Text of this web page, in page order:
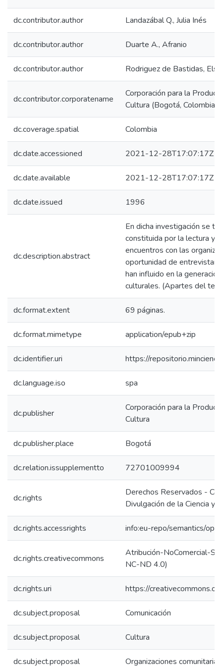
dc.contributor.author Landazábal Q., Julia Inés
dc.contributor.author Duarte A., Afranio
dc.contributor.author Rodriguez de Bastidas, Elsa
dc.contributor.corporatename
Corporación para la
Cultura (Bogotá, Colombia)
dc.coverage.spatial Colombia
dc.date.accessioned 2021-12-28T17:07:17Z
dc.date.available 2021-12-28T17:07:17Z
dc.date.issued 1996
dc.description.abstract
En dicha investigación se
constituida por la lectura y
encuentros con las
oportunidad de entrevistar
han influido en la
culturales. (Apartes del
dc.format.extent 69 páginas.
dc.format.mimetype application/epub+zip
dc.identifier.uri https://
dc.language.iso spa
dc.publisher
Corporación para la
Cultura
dc.publisher.place Bogotá
dc.relation.issupplementto 72701009994
dc.rights
Derechos Reservados -
Divulgación de la Ciencia y
dc.rights.accessrights info:eu-repo/semantics/
dc.rights.creativecommons
Atribución-NoComercial-
NC-ND 4.0)
dc.rights.uri https://
dc.subject.proposal Comunicación
dc.subject.proposal Cultura
dc.subject.proposal Organizaciones comunitarias